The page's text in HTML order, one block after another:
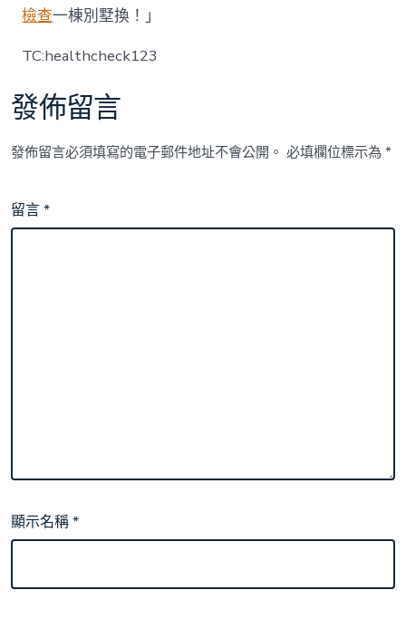
檢查一棟別墅換！」
TC:healthcheck123
發佈留言
發佈留言必須填寫的電子郵件地址不會公開。 必填欄位標示為*
留言*
顯示名稱*